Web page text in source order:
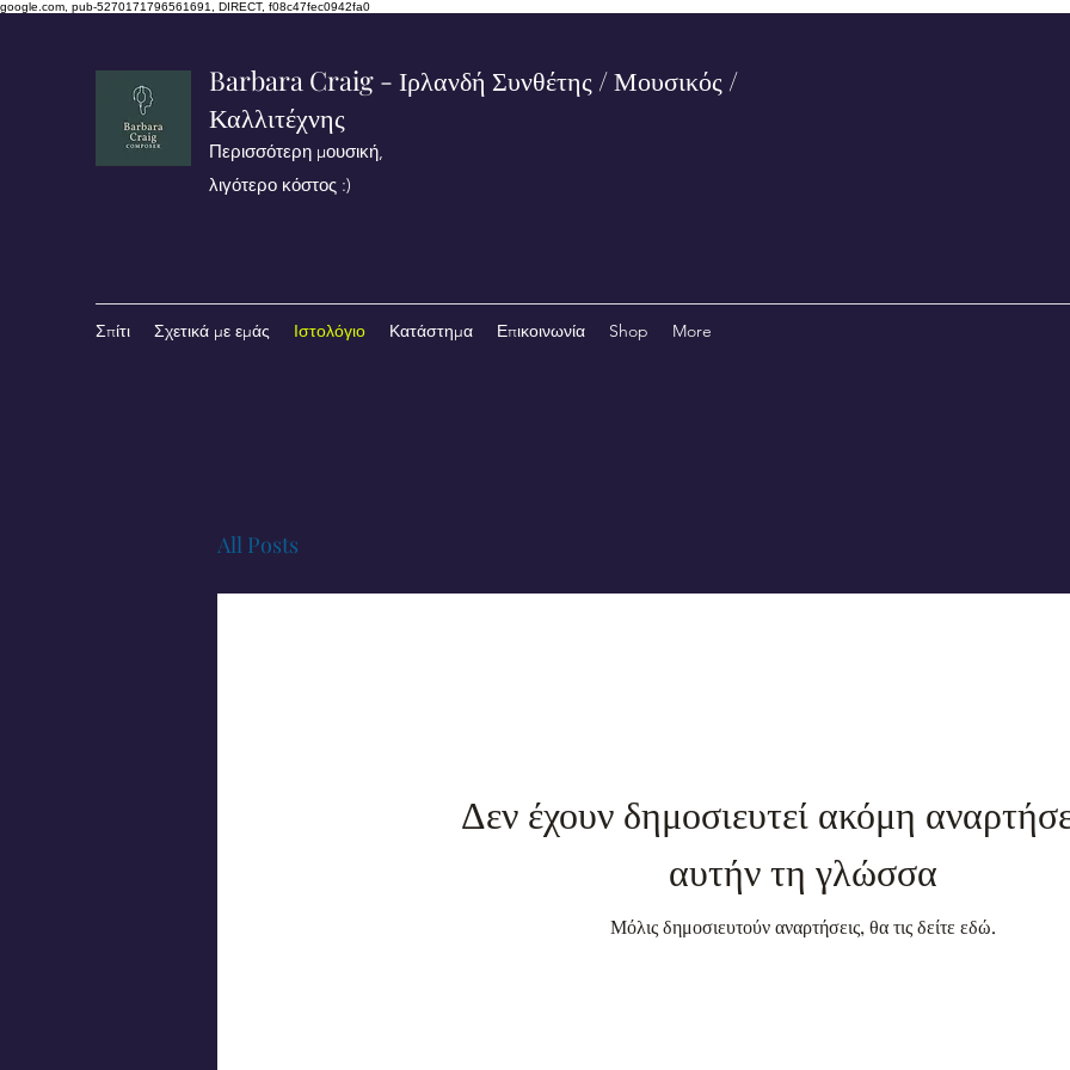
google.com, pub-5270171796561691, DIRECT, f08c47fec0942fa0
Barbara Craig - Ιρλανδή Συνθέτης / Μουσικός /
Καλλιτέχνης
Περισσότερη μουσική,
λιγότερο κόστος :)
Σπίτι Σχετικά με εμάς Ιστολόγιο Κατάστημα Επικοινωνία Shop More
All Posts
Δεν έχουν δημοσιευτεί ακόμη
αυτήν τη γλώσσα
Μόλις δημοσιευτούν αναρτήσεις, θα τις δείτε εδώ.